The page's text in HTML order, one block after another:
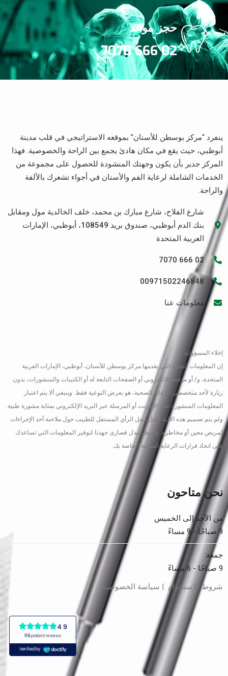
حجز موعد
02 666 7070
ينفرد “مركز بوسطن للأسنان” بموقعه الاستراتيجي في قلب مدينة
أبوظبي، حيث يقع في مكان هادئ يجمع بين الراحة والخصوصية. فهذا
المركز جدير بأن يكون وجهتك المنشودة للحصول على مجموعة من
الخدمات الشاملة لرعاية الفم والأسنان في أجواء تشعرك بالألفة
والراحة.
شارع الفلاح، شارع مبارك بن محمد، خلف الخالدية مول ومقابل
بنك الدم أبوظبي، صندوق بريد 108549، أبوظبي، الإمارات
العربية المتحدة
02 666 7070
00971502246848
معلومات عنا
إخلاء المسؤولية
إن المعلومات الطبية التي يقدمها مركز بوسطن للأسنان، أبوظبي، الإمارات العربية
المتحدة، و/ أو موقعه الإلكتروني أو الصفحات التابعة له أو الكتيبات والمنشورات، بدون
زيارة لأحد متخصصي الرعاية الصحية، هو بغرض التوعية فقط. وينبغي ألا يتم اعتبار
المعلومات المنشورة على الإنترنت أو المرسلة عبر البريد الإلكتروني بمثابة مشورة طبية.
ولم يتم تصميم هذه الآلية لتحل محل الرأي المستقل للطبيب حول ملاءمة أحد الإجراءات
لمريض معين أو مخاطره. وسوف نبذل قصارى جهدنا لتوفير المعلومات التي تساعدك
على اتخاذ قرارات الرعاية الصحية الخاصة بك.
نحن متاحون
من الأحد إلى الخميس
9 صباحًا - 9 مساءً
جمعة:
9 صباحًا - 6 مساءً
شروط الاستخدام | سياسة الخصوصية